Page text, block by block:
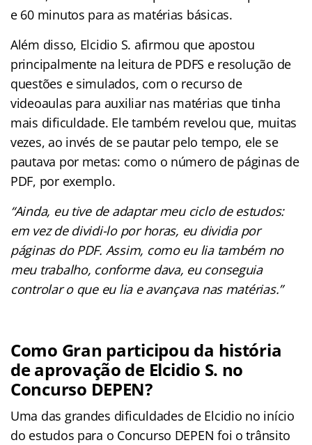
e 60 minutos para as matérias básicas.
Além disso, Elcidio S. afirmou que apostou
principalmente na leitura de PDFS e resolução de
questões e simulados, com o recurso de
videoaulas para auxiliar nas matérias que tinha
mais dificuldade. Ele também revelou que, muitas
vezes, ao invés de se pautar pelo tempo, ele se
pautava por metas: como o número de páginas de
PDF, por exemplo.
“Ainda, eu tive de adaptar meu ciclo de estudos:
em vez de dividi-lo por horas, eu dividia por
páginas do PDF. Assim, como eu lia também no
meu trabalho, conforme dava, eu conseguia
controlar o que eu lia e avançava nas matérias.”
Como Gran participou da história
de aprovação de Elcidio S. no
Concurso DEPEN?
Uma das grandes dificuldades de Elcidio no início
do estudos para o Concurso DEPEN foi o trânsito